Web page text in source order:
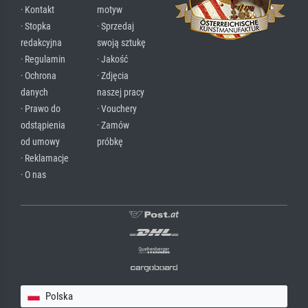
· Kontakt
· Stopka
redakcyjna
· Regulamin
· Ochrona
danych
· Prawo do
odstąpienia
od umowy
· Reklamacje
· O nas
motyw
· Sprzedaj
swoją sztukę
· Jakość
· Zdjęcia
naszej pracy
· Vouchery
· Zamów
próbkę
Polska